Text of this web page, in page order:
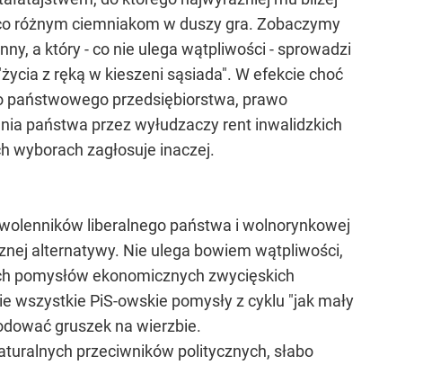
różnym ciemniakom w duszy gra. Zobaczymy
a który - co nie ulega wątpliwości - sprowadzi
z ręką w kieszeni sąsiada". W efekcie choć
państwowego przedsiębiorstwa, prawo
państwa przez wyłudzaczy rent inwalidzkich
wyborach zagłosuje inaczej.
liberalnego państwa i wolnorynkowej
alternatywy. Nie ulega bowiem wątpliwości,
pomysłów ekonomicznych zwycięskich
PiS-owskie pomysły z cyklu "jak mały
gruszek na wierzbie.
przeciwników politycznych, słabo